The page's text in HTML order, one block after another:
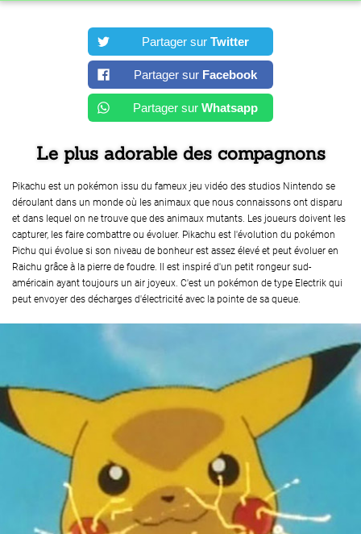
Partager sur Twitter
Partager sur Facebook
Partager sur Whatsapp
Le plus adorable des compagnons
Pikachu est un pokémon issu du fameux jeu vidéo des studios Nintendo se
déroulant dans un monde où les animaux que nous connaissons ont disparu
et dans lequel on ne trouve que des animaux mutants. Les joueurs doivent les
capturer, les faire combattre ou évoluer. Pikachu est l'évolution du pokémon
Pichu qui évolue si son niveau de bonheur est assez élevé et peut évoluer en
Raichu grâce à la pierre de foudre. Il est inspiré d'un petit rongeur sud-
américain ayant toujours un air joyeux. C'est un pokémon de type Electrik qui
peut envoyer des décharges d'électricité avec la pointe de sa queue.